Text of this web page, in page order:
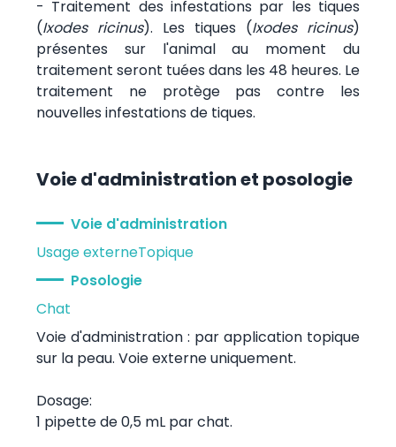
- Traitement des infestations par les tiques
(Ixodes ricinus). Les tiques (Ixodes ricinus)
présentes sur l'animal au moment du
traitement seront tuées dans les 48 heures. Le
traitement ne protège pas contre les
nouvelles infestations de tiques.
Voie d'administration et posologie
Voie d'administration
Usage externeTopique
Posologie
Chat
Voie d'administration : par application topique
sur la peau. Voie externe uniquement.
Dosage:
1 pipette de 0,5 mL par chat.